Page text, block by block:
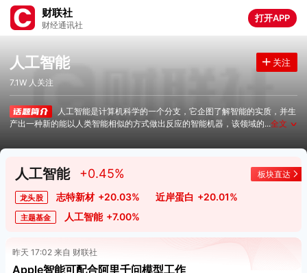
财联社
财经通讯社
打开APP
人工智能 关注
7.1W 人关注
人工智能是计算机科学的一个分支，它企图了解智能的实质，并生
产出一种新的能以人类智能相似的方式做出反应的智能机器，该领域的...全文 ∨
人工智能 +0.45% 板块直达
龙头股 志特新材 +20.03% 近岸蛋白 +20.01%
主题基金 人工智能 +7.00%
昨天 17:02 来自 财联社
Apple智能可配合阿里千问模型工作